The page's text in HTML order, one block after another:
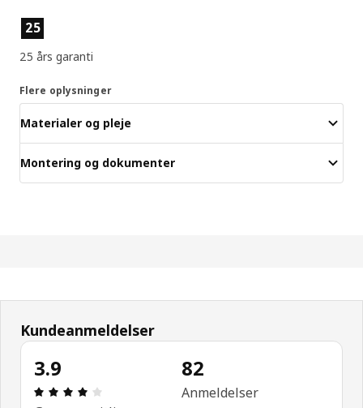
Produktfunktioner
25
25 års garanti
Flere oplysninger
Materialer og pleje
Montering og dokumenter
Kundeanmeldelser
3.9
Anmeldelse: 3.9 Ud af 5 Stjerner. Anmeldelser i
82
Anmeldelser